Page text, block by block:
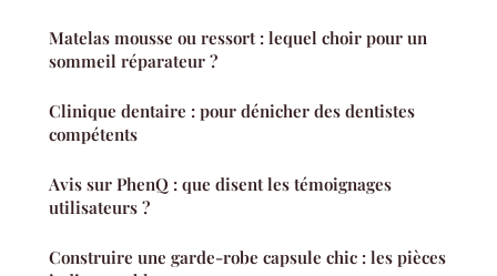
Matelas mousse ou ressort : lequel choir pour un
sommeil réparateur ?
Clinique dentaire : pour dénicher des dentistes
compétents
Avis sur PhenQ : que disent les témoignages
utilisateurs ?
Construire une garde-robe capsule chic : les pièces